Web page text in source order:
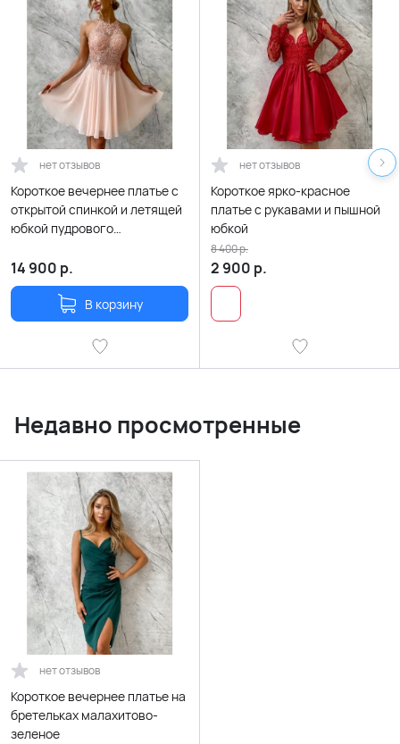
нет отзывов
Короткое вечернее платье с
открытой спинкой и летящей
юбкой пудрового
14 900 р.
В корзину
нет отзывов
Короткое ярко-красное
платье с рукавами и пышной
юбкой
2 900 р.
8 400р.
Недавно просмотренные
нет отзывов
Короткое вечернее платье на
бретельках малахитово-
зеленое